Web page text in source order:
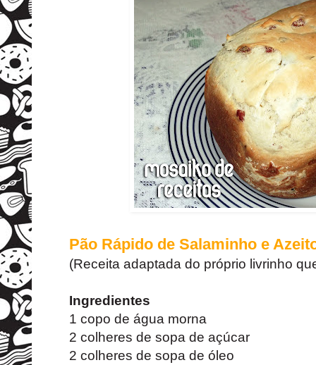
Pão Rápido de Salaminho e
(Receita adaptada do próprio livrinho
Ingredientes
1 copo de água morna
2 colheres de sopa de açúcar
2 colheres de sopa de óleo